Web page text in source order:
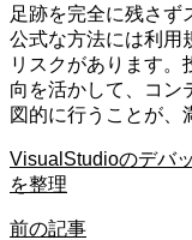
足跡を完全に残さず
公式な方法には利用
リスクがあります。
向を活かして、コン
図的に行うことが、
VisualStudioのデバ
を整理
前の記事